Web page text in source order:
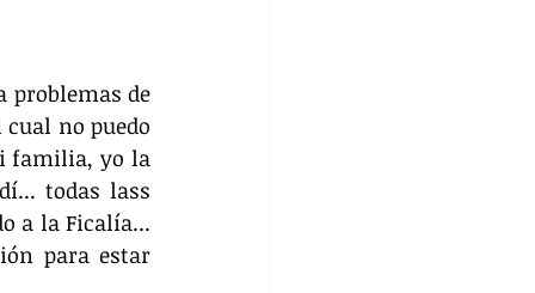
problemas de
no puedo
familia, yo la
todas lass
a la Ficalía...
para estar